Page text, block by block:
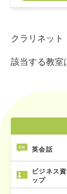
クラリネット
該当する教室
英会話
ビジネス
ップ